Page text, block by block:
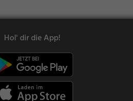
Hol' dir die App!